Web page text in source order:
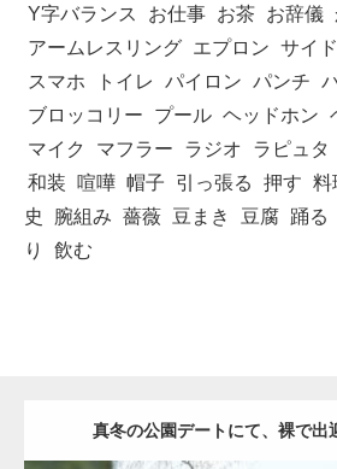
Y字バランス お仕事 お茶 お辞儀
アームレスリング エプロン サイ
スマホ
トイレ パイロン パンチ
ブロッコリー
プール ヘッドホン
マイク
マフラー ラジオ ラピュタ
和装
喧嘩 帽子 引っ張る 押す 料
史
腕組み 薔薇 豆まき 豆腐 踊る
り
飲む
真冬の公園デートにて、裸で出